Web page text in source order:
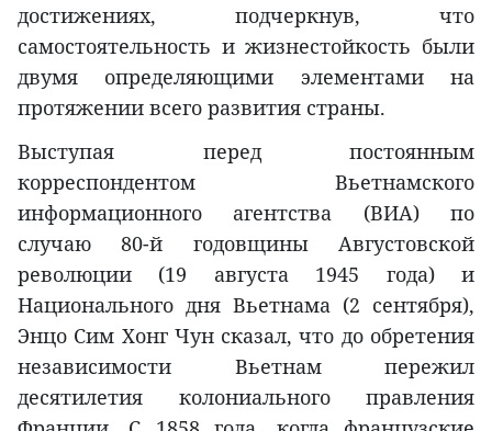
достижениях, подчеркнув, что
самостоятельность и жизнестойкость были
двумя определяющими элементами на
протяжении всего развития страны.
Выступая перед постоянным
корреспондентом Вьетнамского
информационного агентства (ВИA) по
случаю 80-й годовщины Августовской
революции (19 августа 1945 года) и
Национального дня Вьетнама (2 сентября),
Энцо Сим Хонг Чун сказал, что до обретения
независимости Вьетнам пережил
десятилетия колониального правления